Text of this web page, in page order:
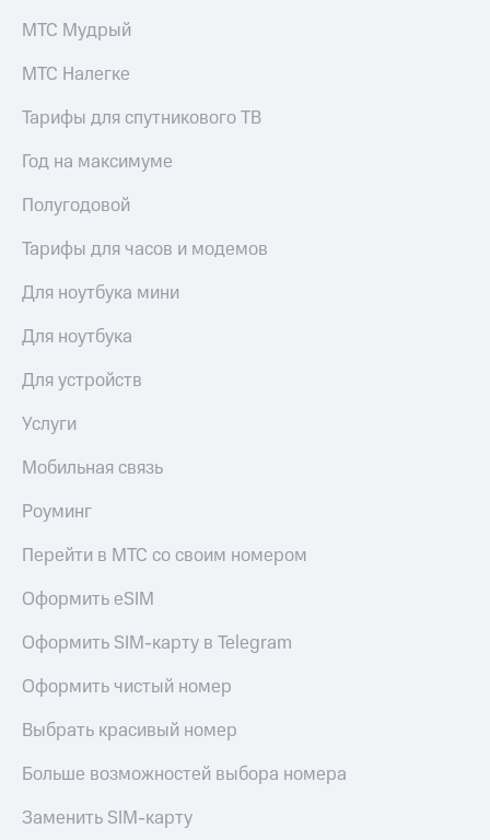
МТС Мудрый
МТС Налегке
Тарифы для спутникового ТВ
Год на максимуме
Полугодовой
Тарифы для часов и модемов
Для ноутбука мини
Для ноутбука
Для устройств
Услуги
Мобильная связь
Роуминг
Перейти в МТС со своим номером
Оформить eSIM
Оформить SIM-карту в Telegram
Оформить чистый номер
Выбрать красивый номер
Больше возможностей выбора номера
Заменить SIM-карту